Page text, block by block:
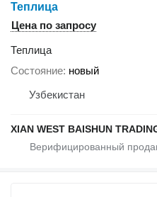
Теплица
Цена по запросу
Теплица
Состояние новый
Узбекистан
XIAN WEST BAISHUN